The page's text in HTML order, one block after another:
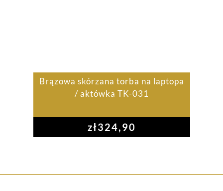
Brązowa skórzana torba na laptopa
/ aktówka TK-031
zł324,90